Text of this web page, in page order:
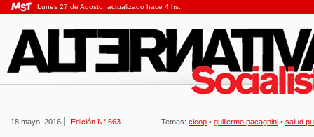
Lunes 27 de Agosto, actualizado hace 4 hs.
18 mayo, 2016 Edición N° 663 Temas: cicop • guillermo pacagnini • salud